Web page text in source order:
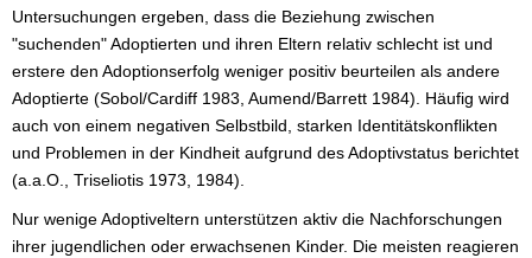
Untersuchungen ergeben, dass die Beziehung zwischen
"suchenden" Adoptierten und ihren Eltern relativ schlecht ist und
erstere den Adoptionserfolg weniger positiv beurteilen als andere
Adoptierte (Sobol/Cardiff 1983, Aumend/Barrett 1984). Häufig wird
auch von einem negativen Selbstbild, starken Identitätskonflikten
und Problemen in der Kindheit aufgrund des Adoptivstatus berichtet
(a.a.O., Triseliotis 1973, 1984).
Nur wenige Adoptiveltern unterstützen aktiv die Nachforschungen
ihrer jugendlichen oder erwachsenen Kinder. Die meisten reagieren